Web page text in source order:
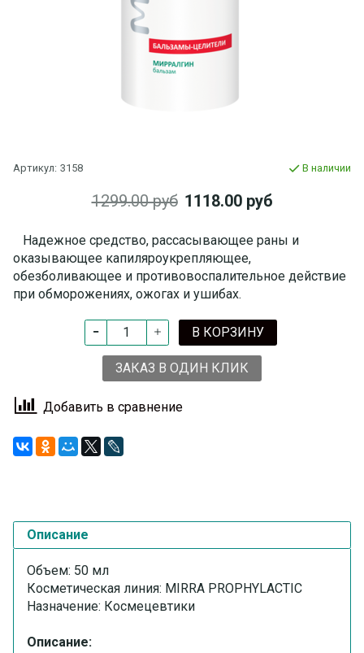
Артикул: 3158 В наличии
1299.00 руб 1118.00 руб
Надежное средство, рассасывающее раны и
оказывающее капиляроукрепляющее,
обезболивающее и противовоспалительное действие
при обморожениях, ожогах и ушибах.
В КОРЗИНУ
ЗАКАЗ В ОДИН КЛИК
Добавить в сравнение
Описание
Объем: 50 мл
Косметическая линия: MIRRA PROPHYLACTIC
Назначение: Космецевтики
Описание: